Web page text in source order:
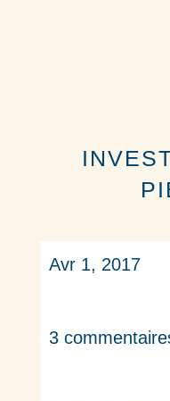
Avr 1, 2017
3